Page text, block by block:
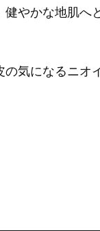
やかな地肌へ
の気になるニオ